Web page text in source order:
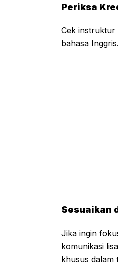
Periksa
Cek instruktur
bahasa Inggris.
Sesuaikan
Jika ingin
komunikasi
khusus dalam